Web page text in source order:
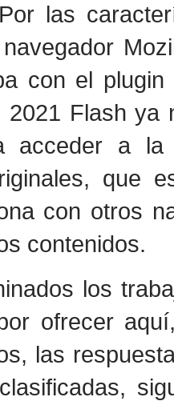
las
con el
Flash ya
acceder a
que
con otros
contenidos.
los
ofrecer
las